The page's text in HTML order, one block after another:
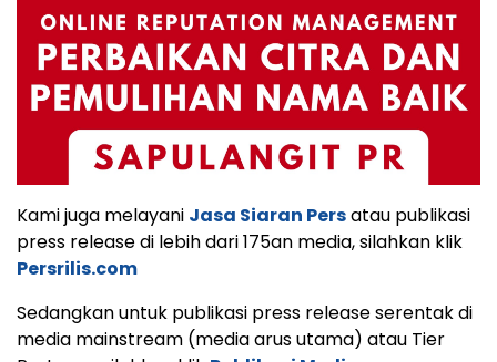
Kami juga melayani Jasa Siaran Persatau publikasi
press release di lebih dari 175an media, silahkan klik
Persrilis.com
Sedangkan untuk publikasi press release serentak di
media mainstream (media arus utama) atau Tier